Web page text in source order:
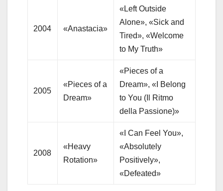
2004 «Anastacia»
«Left Outside
Alone», «Sick and
Tired», «Welcome
to My Truth»
2005
«Pieces of a
Dream»
«Pieces of a
Dream», «I Belong
to You (Il Ritmo
della Passione)»
2008
«Heavy
Rotation»
«I Can Feel You»,
«Absolutely
Positively»,
«Defeated»